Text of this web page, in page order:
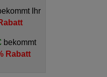
Ihr
bekommt
Rabatt